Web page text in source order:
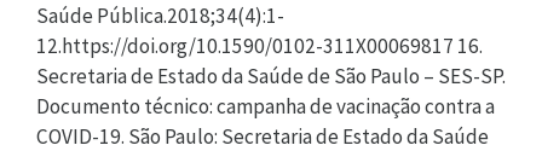
Saúde Pública.2018;34(4):1-
12.https://doi.org/10.1590/0102-311X00069817 16.
Secretaria de Estado da Saúde de São Paulo – SES-SP.
Documento técnico: campanha de vacinação contra a
COVID-19. São Paulo: Secretaria de Estado da Saúde